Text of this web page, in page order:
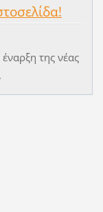
της νέας